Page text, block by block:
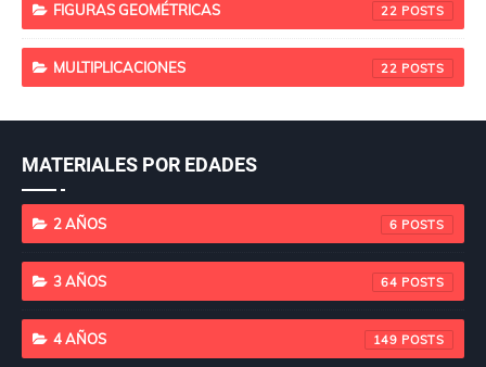
FIGURAS GEOMÉTRICAS 22
MULTIPLICACIONES 22
MATERIALES POR EDADES
2 AÑOS 6
3 AÑOS 64
4 AÑOS 149